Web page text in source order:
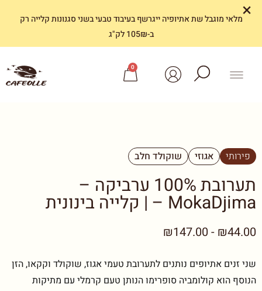
מלאי מוגבל שת אתיופיה ייגרשף בעיבוד טבעי בשני סגנונות קלייה רק
ב-105₪ לק"ג
×
0
פירותי אגוזי שוקולד חלב
תערובת 100% ערביקה –
MokaDjima – | קלייה בינונית
₪44.00 - ₪147.00
שני זנים אתיופים נותנים לתערובת טעמי אגוז, שוקולד וקקאו, הזן
הנוסף הוא קולומביה סופרימו הנותן טעם קרמלי עם מתיקות